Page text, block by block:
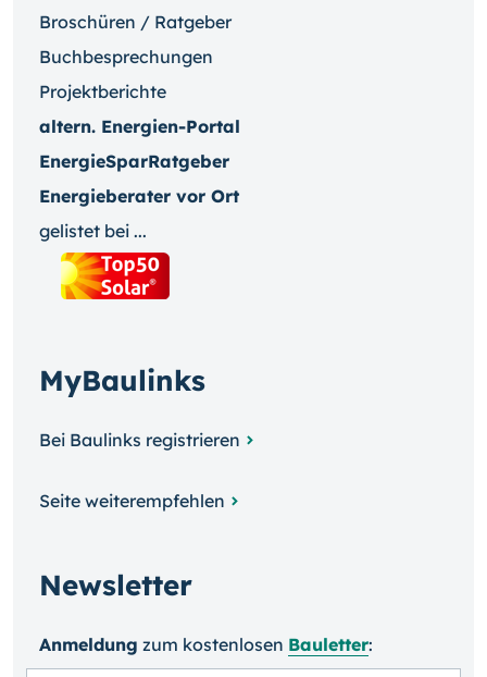
Broschüren / Ratgeber
Buchbesprechungen
Projektberichte
altern. Energien-Portal
EnergieSparRatgeber
Energieberater vor Ort
gelistet bei ...
MyBaulinks
Bei Baulinks registrieren
Seite weiterempfehlen
Newsletter
Anmeldung zum kosten­losen Bauletter: